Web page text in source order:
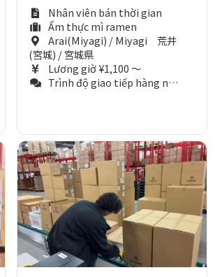
Nhân viên bán thời gian
Ẩm thực mì ramen
Arai(Miyagi) / Miyagi 荒井
(宮城) / 宮城県
Lương giờ ¥1,100 ～
Trình độ giao tiếp hàng ngày (Tương đương N3)